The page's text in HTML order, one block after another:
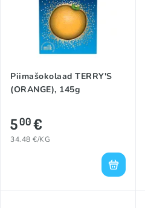
Piimašokolaad TERRY'S
(ORANGE), 145g
500€
34.48 €/KG